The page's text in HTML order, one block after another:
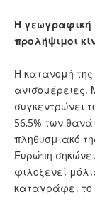
Η γεωγραφική
προλήψιμοι
Η κατανομή
ανισομέρειες.
συγκεντρώνει
56,5% των
πληθυσμιακό
Ευρώπη
φιλοξενεί
καταγράφει το